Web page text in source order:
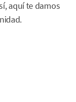
aquí te damos